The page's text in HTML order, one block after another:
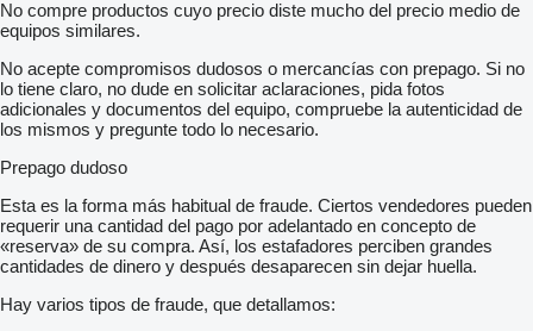
No compre productos cuyo precio diste mucho del precio medio de
equipos similares.
No acepte compromisos dudosos o mercancías con prepago. Si no
lo tiene claro, no dude en solicitar aclaraciones, pida fotos
adicionales y documentos del equipo, compruebe la autenticidad de
los mismos y pregunte todo lo necesario.
Prepago dudoso
Esta es la forma más habitual de fraude. Ciertos vendedores pueden
requerir una cantidad del pago por adelantado en concepto de
«reserva» de su compra. Así, los estafadores perciben grandes
cantidades de dinero y después desaparecen sin dejar huella.
Hay varios tipos de fraude, que detallamos: